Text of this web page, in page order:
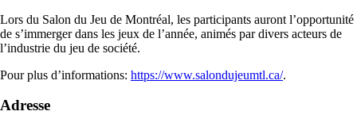
Lors du Salon du Jeu de Montréal, les participants auront l’opportunité
de s’immerger dans les jeux de l’année, animés par divers acteurs de
l’industrie du jeu de société.
Pour plus d’informations: https://www.salondujeumtl.ca/.
Adresse